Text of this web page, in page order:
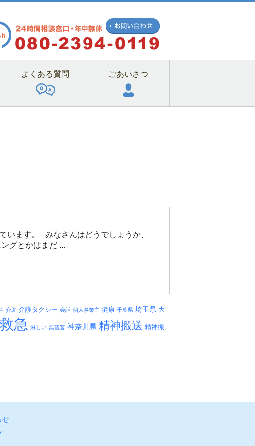
よくある質問 ごあいさつ
います。 みなさんはどうでしょうか、
グとかはまだ ...
介助 介護タクシー 会話 個人事業主 健康 千葉県 埼玉県 大
急 淋しい 無観客 神奈川県 精神搬送 精神搬
せ